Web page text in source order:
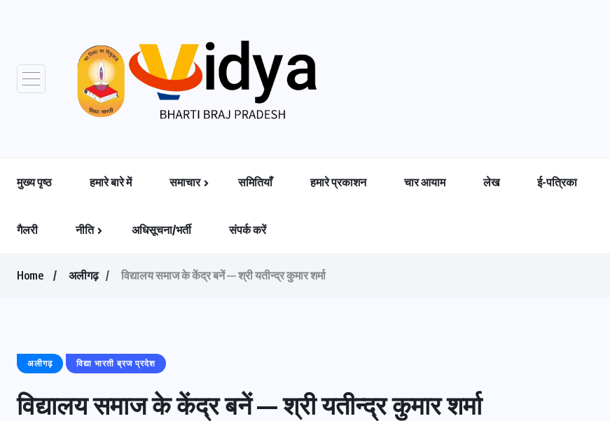
मुख्य पृष्ठ हमारे बारे में समाचार समितियाँ हमारे प्रकाशन चार आयाम लेख ई-पत्रिका
गैलरी नीति अधिसूचना/भर्ती संपर्क करें
Home अलीगढ़ विद्यालय समाज के केंद्र बनें — श्री यतीन्द्र कुमार शर्मा
अलीगढ़ विद्या भारती ब्रज प्रदेश
विद्यालय समाज के केंद्र बनें — श्री यतीन्द्र कुमार शर्मा